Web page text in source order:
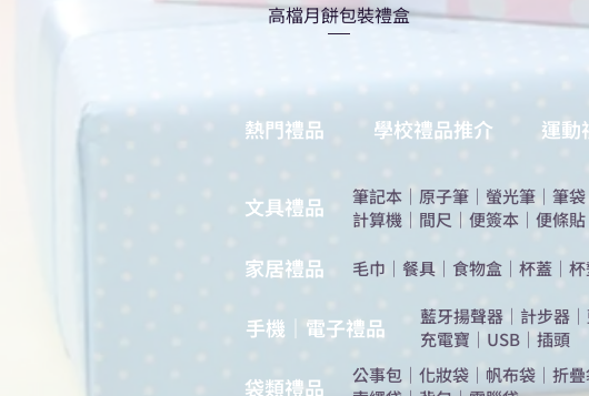
高檔月餅包裝禮盒
熱門禮品 學校禮品推介 運動
​文具禮品 筆記本 ｜ 原子筆 ｜ 螢光筆 ｜ 筆袋
計算機 ｜ 間尺 ｜ 便簽本 ｜ 便條貼
​家居禮品 ​毛巾 ｜ 餐具 ｜ 食物盒 ｜ 杯蓋 ｜
手機｜電子禮品 ​藍牙揚聲器 ｜ 計步器 ｜
充電寶 ｜ USB ｜ 插頭
​袋類禮品 公事包 ｜ 化妝袋 ｜ 帆布袋 ｜ 折